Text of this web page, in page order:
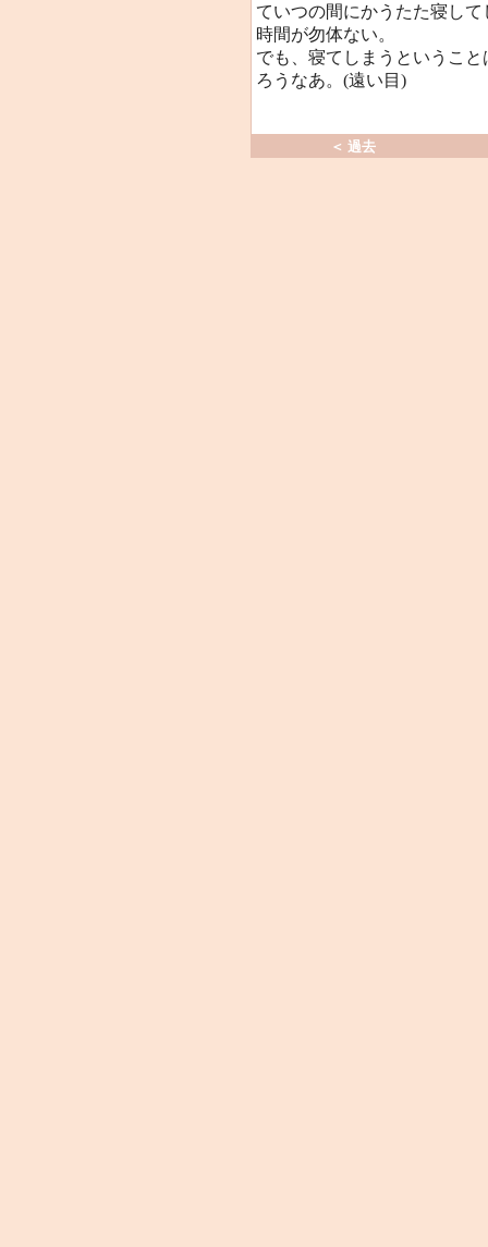
ていつの間にかうたた寝し
時間が勿体ない。
でも、寝てしまうというこ
ろうなあ。(遠い目)
＜ 過去